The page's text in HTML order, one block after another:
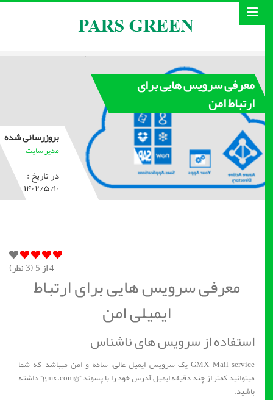
معرفی سرویس هایی برای
ارتباط امن
بروزرسانی شده
مدیر سایت |
در تاریخ :
۱۴۰۲/۵/۱۰
از 5 ( 3نظر)
معرفی سرویس هایی برای ارتباط
ایمیلی امن
استفاده از سرویس های ناشناس
GMX Mail service یک سرویس ایمیل عالی، ساده و امن میباشد که شما
میتوانید کمتر از چند دقیقه ایمیل آدرس خود را با پسوند “@gmx.com” داشته
باشید.